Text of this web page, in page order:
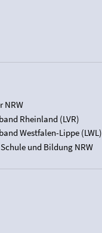
NRW
Rheinland (LVR)
Westfalen-Lippe (LWL)
und Bildung NRW